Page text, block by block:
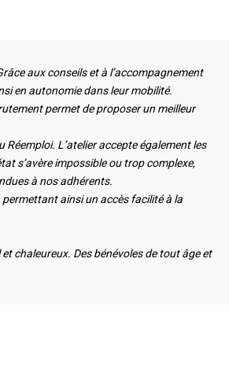
aux conseils et à l’accompagnement
en autonomie dans leur mobilité.
permet de proposer un meilleur
Réemploi. L’atelier accepte également les
s’avère impossible ou trop complexe,
à nos adhérents.
permettant ainsi un accès facilité à la
chaleureux. Des bénévoles de tout âge et